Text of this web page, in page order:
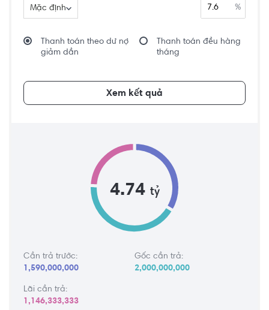
Mặc định %
Thanh toán theo dư nợ
giảm dần
Thanh toán đều hàng
tháng
Xem kết quả
4.74 tỷ
Cần trả trước:
1,590,000,000
Gốc cần trả:
2,000,000,000
Lãi cần trả:
1,146,333,333